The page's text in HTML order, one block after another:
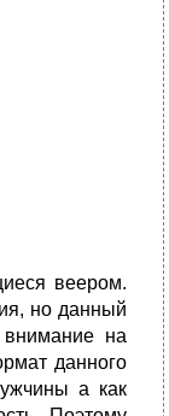
веером.
но данный
на
данного
а как